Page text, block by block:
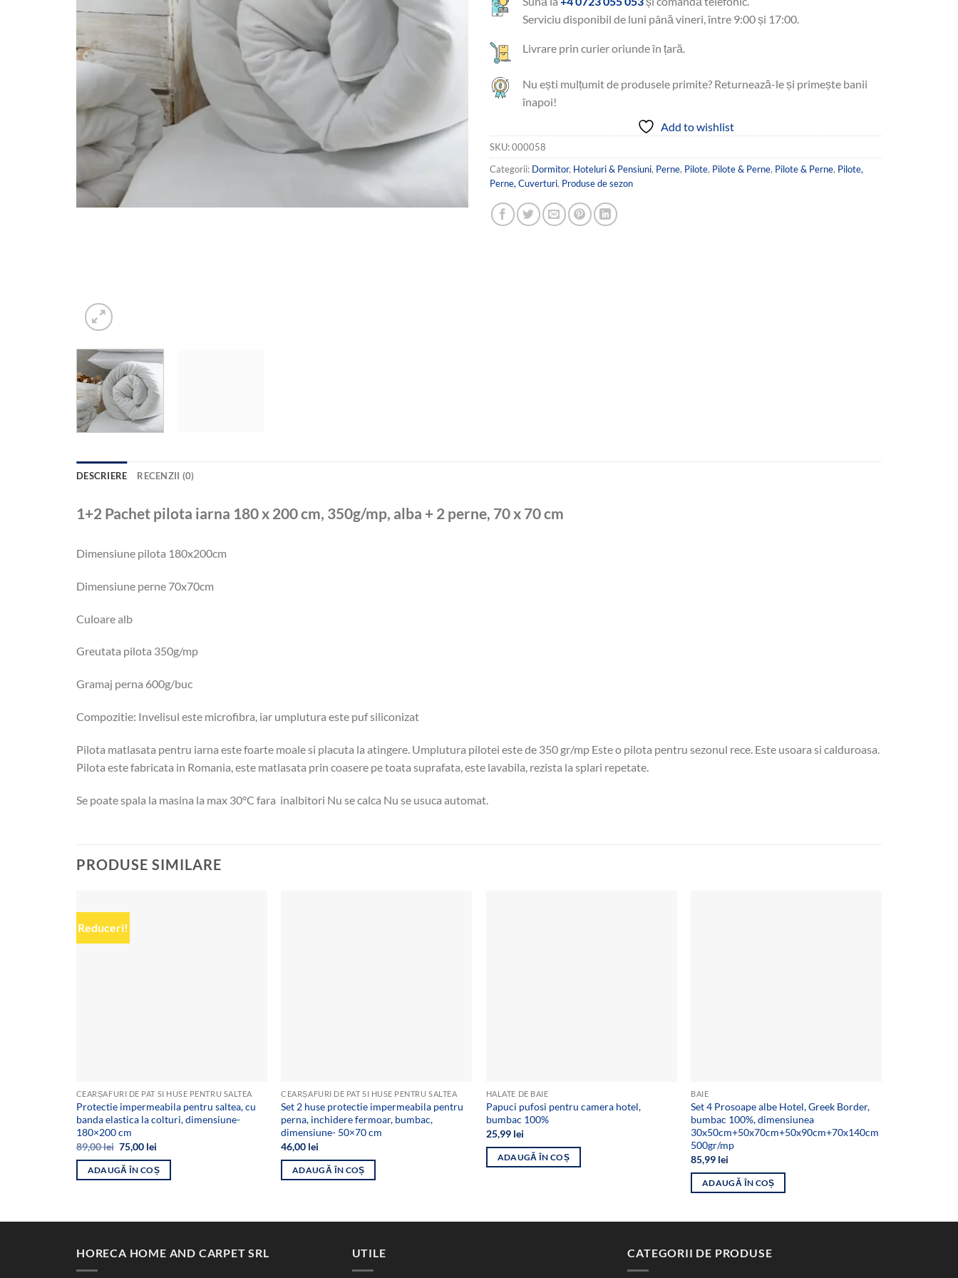
Serviciu disponibil de luni până vineri, între 9:00 și 17:00.
Livrare prin curier oriunde în țară.
Nu ești mulțumit de produsele primite? Returnează-le și primește banii
înapoi!
Add to wishlist
SKU:000058
Categorii: Dormitor, Hoteluri & Pensiuni, Perne, Pilote, Pilote & Perne, Pilote & Perne, Pilote,
Perne, Cuverturi, Produse de sezon
DESCRIERE RECENZII (0)
1+2 Pachet pilota iarna 180 x 200 cm, 350g/mp, alba + 2 perne, 70 x 70 cm
Dimensiune pilota 180x200cm
Dimensiune perne 70x70cm
Culoare alb
Greutata pilota 350g/mp
Gramaj perna 600g/buc
Compozitie: Invelisul este microfibra, iar umplutura este puf siliconizat
Pilota matlasata pentru iarna este foarte moale si placuta la atingere. Umplutura pilotei este de 350 gr/mp Este o pilota pentru sezonul rece. Este usoara si calduroasa.
Pilota este fabricata in Romania, este matlasata prin coasere pe toata suprafata, este lavabila, rezista la splari repetate.
Se poate spala la masina la max 30°C fara inalbitori Nu se calca Nu se usuca automat.
PRODUSE SIMILARE
Reduceri!
CEARȘAFURI DE PAT SI HUSE PENTRU SALTEA
Protectie impermeabila pentru saltea, cu
banda elastica la colturi, dimensiune-
180×200 cm
89,00lei Prețul
inițial
a
fost:
75,00 lei
este:
75,00 lei.
ADAUGĂ ÎN COȘ
CEARȘAFURI DE PAT SI HUSE PENTRU SALTEA
Set 2 huse protectie impermeabila pentru
perna, inchidere fermoar, bumbac,
dimensiune- 50×70 cm
46,00 lei
ADAUGĂ ÎN COȘ
HALATE DE BAIE
Papuci pufosi pentru camera hotel,
bumbac 100%
25,99 lei
ADAUGĂ ÎN COȘ
BAIE
Set 4 Prosoape albe Hotel, Greek Border,
bumbac 100%, dimensiunea
30x50cm+50x70cm+50x90cm+70x140cm
500gr/mp
85,99 lei
ADAUGĂ ÎN COȘ
HORECA HOME AND CARPET SRL UTILE CATEGORII DE PRODUSE